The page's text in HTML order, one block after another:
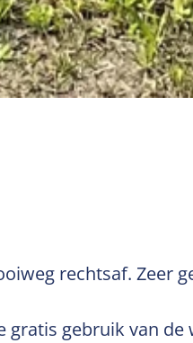
rechtsaf. Zeer
gratis gebruik van de